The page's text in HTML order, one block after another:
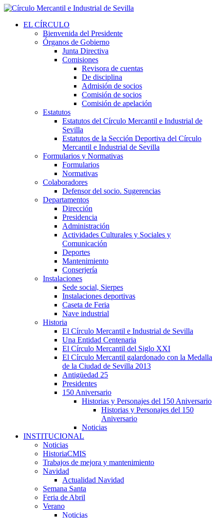
EL CÍRCULO
Bienvenida del Presidente
Órganos de Gobierno
Junta Directiva
Comisiones
Revisora de cuentas
De disciplina
Admisión de socios
Comisión de socios
Comisión de apelación
Estatutos
Estatutos del Círculo Mercantil e Industrial de
Sevilla
Estatutos de la Sección Deportiva del Círculo
Mercantil e Industrial de Sevilla
Formularios y Normativas
Formularios
Normativas
Colaboradores
Defensor del socio. Sugerencias
Departamentos
Dirección
Presidencia
Administración
Actividades Culturales y Sociales y
Comunicación
Deportes
Mantenimiento
Conserjería
Instalaciones
Sede social, Sierpes
Instalaciones deportivas
Caseta de Feria
Nave industrial
Historia
El Círculo Mercantil e Industrial de Sevilla
Una Entidad Centenaria
El Círculo Mercantil del Siglo XXI
El Círculo Mercantil galardonado con la Medalla
de la Ciudad de Sevilla 2013
Antigüedad 25
Presidentes
150 Aniversario
Historias y Personajes del 150 Aniversario
Historias y Personajes del 150
Aniversario
Noticias
INSTITUCIONAL
Noticias
HistoriaCMIS
Trabajos de mejora y mantenimiento
Navidad
Actualidad Navidad
Semana Santa
Feria de Abril
Verano
Noticias